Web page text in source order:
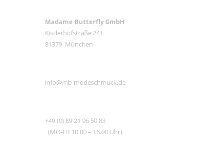
Madame Butterfly GmbH
Kistlerhofstraße 241
81379 München
info@mb-modeschmuck.de
+49 (0) 89 21 96 50 83
(MO-FR 10.00 – 16.00 Uhr)